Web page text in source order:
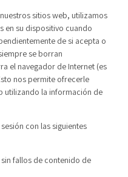
sitios web, utilizamos
en su dispositivo cuando
de si acepta o
se borran
el navegador de Internet (es
nos permite ofrecerle
utilizando la información de
con las siguientes
fallos de contenido de